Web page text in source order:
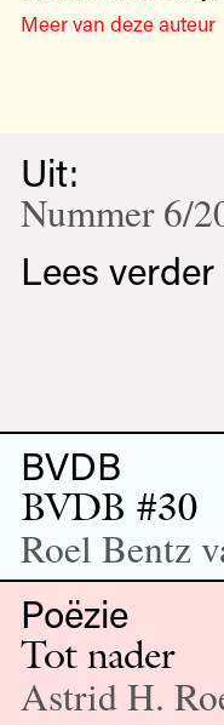
Meer van deze auteur
Uit:
Nummer 6/
Lees verder
BVDB
BVDB #30
Roel Bentz
Poëzie
Tot nader
Astrid H.